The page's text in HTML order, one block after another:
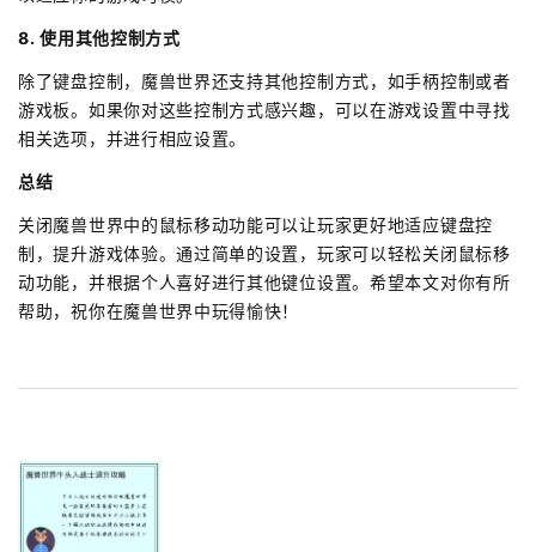
8. 使用其他控制方式
除了键盘控制，魔兽世界还支持其他控制方式，如手柄控制或者
游戏板。如果你对这些控制方式感兴趣，可以在游戏设置中寻找
相关选项，并进行相应设置。
总结
关闭魔兽世界中的鼠标移动功能可以让玩家更好地适应键盘控
制，提升游戏体验。通过简单的设置，玩家可以轻松关闭鼠标移
动功能，并根据个人喜好进行其他键位设置。希望本文对你有所
帮助，祝你在魔兽世界中玩得愉快！